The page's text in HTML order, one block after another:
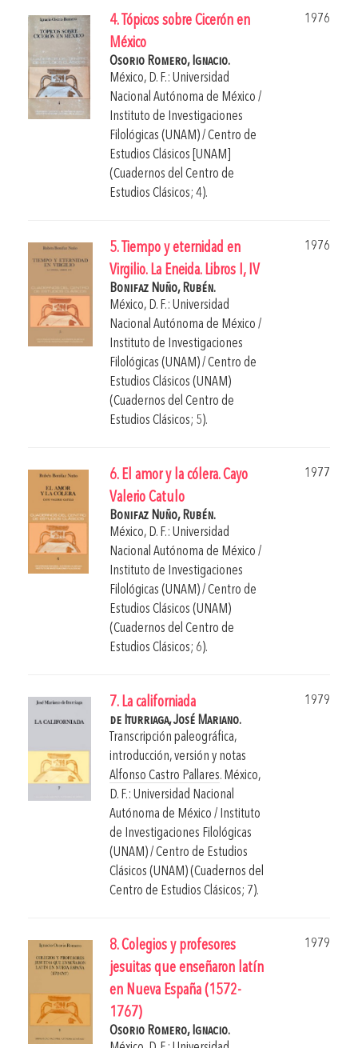
4. Tópicos sobre Cicerón en
México
1976
Osorio Romero, Ignacio.
México, D. F.: Universidad
Nacional Autónoma de México /
Instituto de Investigaciones
Filológicas (UNAM) / Centro de
Estudios Clásicos [UNAM]
(Cuadernos del Centro de
Estudios Clásicos; 4).
5. Tiempo y eternidad en
Virgilio. La Eneida. Libros I, IV
1976
Bonifaz Nuño, Rubén.
México, D. F.: Universidad
Nacional Autónoma de México /
Instituto de Investigaciones
Filológicas (UNAM) / Centro de
Estudios Clásicos (UNAM)
(Cuadernos del Centro de
Estudios Clásicos; 5).
6. El amor y la cólera. Cayo
Valerio Catulo
1977
Bonifaz Nuño, Rubén.
México, D. F.: Universidad
Nacional Autónoma de México /
Instituto de Investigaciones
Filológicas (UNAM) / Centro de
Estudios Clásicos (UNAM)
(Cuadernos del Centro de
Estudios Clásicos; 6).
7. La californiada
1979
de Iturriaga, José Mariano.
Transcripción paleográfica,
introducción, versión y notas
Alfonso Castro Pallares. México,
D. F.: Universidad Nacional
Autónoma de México / Instituto
de Investigaciones Filológicas
(UNAM) / Centro de Estudios
Clásicos (UNAM) (Cuadernos del
Centro de Estudios Clásicos; 7).
8. Colegios y profesores
jesuitas que enseñaron latín
en Nueva España (1572-
1767)
1979
Osorio Romero, Ignacio.